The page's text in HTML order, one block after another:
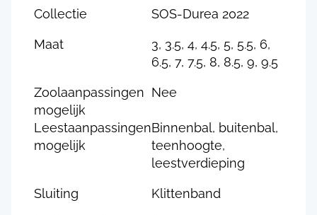
Collectie SOS-Durea 2022
Maat
3, 3.5, 4, 4.5, 5, 5.5, 6,
6.5, 7, 7.5, 8, 8.5, 9, 9.5
Zoolaanpassingen
mogelijk
Nee
Leestaanpassingen
mogelijk
Binnenbal, buitenbal,
teenhoogte,
leestverdieping
Sluiting Klittenband